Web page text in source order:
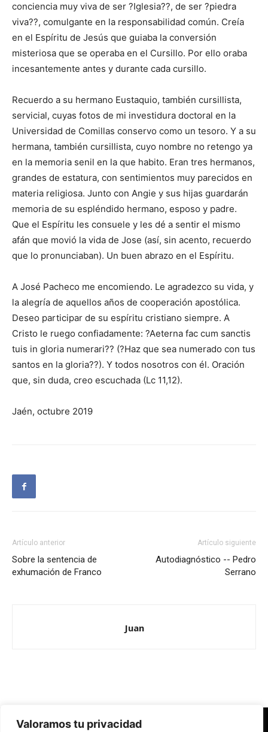
Valoramos tu privacidad
conciencia muy viva de ser ?Iglesia??, de ser ?piedra
viva??, comulgante en la responsabilidad común. Creía
en el Espíritu de Jesús que guiaba la conversión
misteriosa que se operaba en el Cursillo. Por ello oraba
incesantemente antes y durante cada cursillo.
Recuerdo a su hermano Eustaquio, también cursillista,
servicial, cuyas fotos de mi investidura doctoral en la
Universidad de Comillas conservo como un tesoro. Y a su
hermana, también cursillista, cuyo nombre no retengo ya
en la memoria senil en la que habito. Eran tres hermanos,
grandes de estatura, con sentimientos muy parecidos en
materia religiosa. Junto con Angie y sus hijas guardarán
memoria de su espléndido hermano, esposo y padre.
Que el Espíritu les consuele y les dé a sentir el mismo
afán que movió la vida de Jose (así, sin acento, recuerdo
que lo pronunciaban). Un buen abrazo en el Espíritu.
A José Pacheco me encomiendo. Le agradezco su vida, y
la alegría de aquellos años de cooperación apostólica.
Deseo participar de su espíritu cristiano siempre. A
Cristo le ruego confiadamente: ?Aeterna fac cum sanctis
tuis in gloria numerari?? (?Haz que sea numerado con tus
santos en la gloria??). Y todos nosotros con él. Oración
que, sin duda, creo escuchada (Lc 11,12).
Jaén, octubre 2019
Artículo anterior
Sobre la sentencia de
exhumación de Franco
Artículo siguiente
Autodiagnóstico -- Pedro
Serrano
Juan